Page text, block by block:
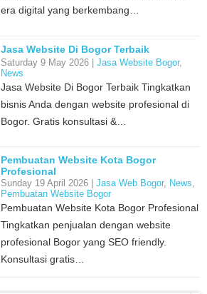
era digital yang berkembang…
Jasa Website Di Bogor Terbaik
Saturday 9 May 2026 | Jasa Website Bogor,
News
Jasa Website Di Bogor Terbaik Tingkatkan
bisnis Anda dengan website profesional di
Bogor. Gratis konsultasi &…
Pembuatan Website Kota Bogor
Profesional
Sunday 19 April 2026 | Jasa Web Bogor, News,
Pembuatan Website Bogor
Pembuatan Website Kota Bogor Profesional
Tingkatkan penjualan dengan website
profesional Bogor yang SEO friendly.
Konsultasi gratis…